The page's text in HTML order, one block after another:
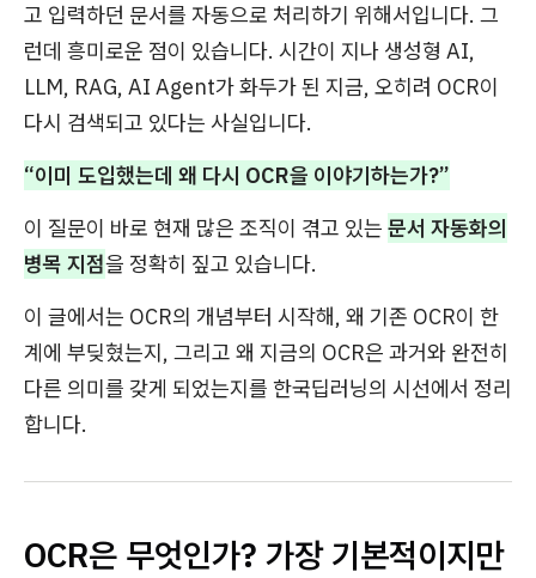
고 입력하던 문서를 자동으로 처리하기 위해서입니다. 그
런데 흥미로운 점이 있습니다. 시간이 지나 생성형 AI,
LLM, RAG, AI Agent가 화두가 된 지금, 오히려 OCR이
다시 검색되고 있다는 사실입니다.
“이미 도입했는데 왜 다시 OCR을 이야기하는가?”
이 질문이 바로 현재 많은 조직이 겪고 있는 문서 자동화의
병목 지점을 정확히 짚고 있습니다.
이 글에서는 OCR의 개념부터 시작해, 왜 기존 OCR이 한
계에 부딪혔는지, 그리고 왜 지금의 OCR은 과거와 완전히
다른 의미를 갖게 되었는지를 한국딥러닝의 시선에서 정리
합니다.
OCR은 무엇인가? 가장 기본적이지만